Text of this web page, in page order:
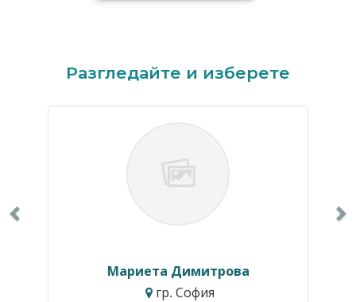
Разгледайте и изберете
Мариета Димитрова
гр. София